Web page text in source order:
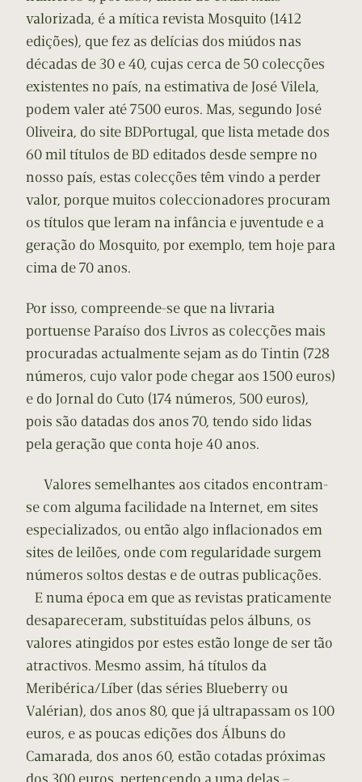
valorizada, é a mítica revista Mosquito (1412
edições), que fez as delícias dos miúdos nas
décadas de 30 e 40, cujas cerca de 50 colecções
existentes no país, na estimativa de José Vilela,
podem valer até 7500 euros. Mas, segundo José
Oliveira, do site BDPortugal, que lista metade dos
60 mil títulos de BD editados desde sempre no
nosso país, estas colecções têm vindo a perder
valor, porque muitos coleccionadores procuram
os títulos que leram na infância e juventude e a
geração do Mosquito, por exemplo, tem hoje para
cima de 70 anos.
Por isso, compreende-se que na livraria
portuense Paraíso dos Livros as colecções mais
procuradas actualmente sejam as do Tintin (728
números, cujo valor pode chegar aos 1500 euros)
e do Jornal do Cuto (174 números, 500 euros),
pois são datadas dos anos 70, tendo sido lidas
pela geração que conta hoje 40 anos.
Valores semelhantes aos citados encontram-
se com alguma facilidade na Internet, em sites
especializados, ou então algo inflacionados em
sites de leilões, onde com regularidade surgem
números soltos destas e de outras publicações.
E numa época em que as revistas praticamente
desapareceram, substituídas pelos álbuns, os
valores atingidos por estes estão longe de ser tão
atractivos. Mesmo assim, há títulos da
Meribérica/Líber (das séries Blueberry ou
Valérian), dos anos 80, que já ultrapassam os 100
euros, e as poucas edições dos Álbuns do
Camarada, dos anos 60, estão cotadas próximas